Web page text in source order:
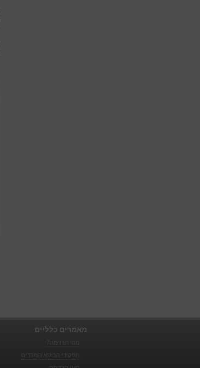
מאמרים כלליים
תפקידי הרופא המרדים